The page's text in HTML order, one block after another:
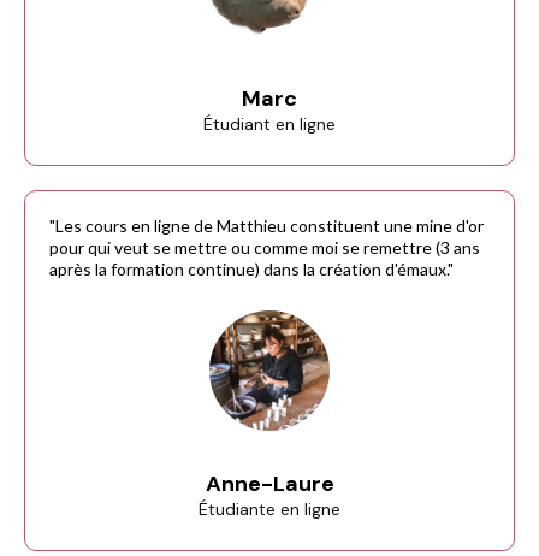
Marc
Étudiant en ligne
"Les cours en ligne de Matthieu constituent une mine d'or
pour qui veut se mettre ou comme moi se remettre (3 ans
après la formation continue) dans la création d'émaux."
Anne-Laure
Étudiante en ligne